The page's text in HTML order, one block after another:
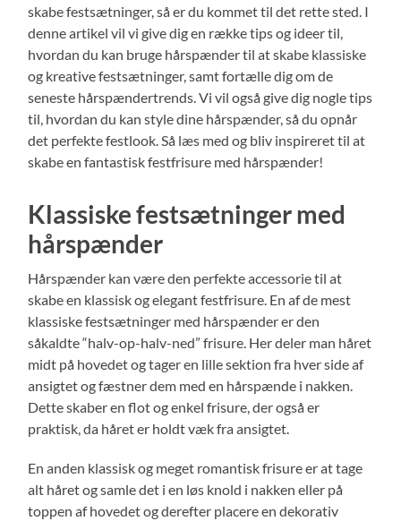
skabe festsætninger, så er du kommet til det rette sted. I
denne artikel vil vi give dig en række tips og ideer til,
hvordan du kan bruge hårspænder til at skabe klassiske
og kreative festsætninger, samt fortælle dig om de
seneste hårspændertrends. Vi vil også give dig nogle tips
til, hvordan du kan style dine hårspænder, så du opnår
det perfekte festlook. Så læs med og bliv inspireret til at
skabe en fantastisk festfrisure med hårspænder!
Klassiske festsætninger med
hårspænder
Hårspænder kan være den perfekte accessorie til at
skabe en klassisk og elegant festfrisure. En af de mest
klassiske festsætninger med hårspænder er den
såkaldte “halv-op-halv-ned” frisure. Her deler man håret
midt på hovedet og tager en lille sektion fra hver side af
ansigtet og fæstner dem med en hårspænde i nakken.
Dette skaber en flot og enkel frisure, der også er
praktisk, da håret er holdt væk fra ansigtet.
En anden klassisk og meget romantisk frisure er at tage
alt håret og samle det i en løs knold i nakken eller på
toppen af hovedet og derefter placere en dekorativ